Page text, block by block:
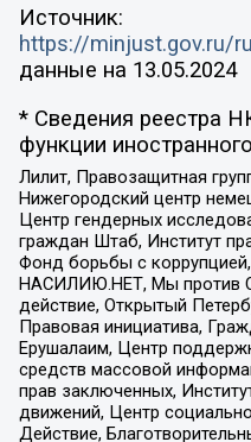
Источник:
https://minjust.gov.ru/
данные на 13.05.2024
* Сведения реестра
функции
Лилит, Правозащитная
Нижегородский центр
Центр гендерных
граждан Штаб, Институт
Фонд борьбы с
НАСИЛИЮ.НЕТ, Мы против
действие, Открытый
Правовая инициатива,
Ерушалаим, Центр
средств массовой
прав заключенных,
движений, Центр
Действие,